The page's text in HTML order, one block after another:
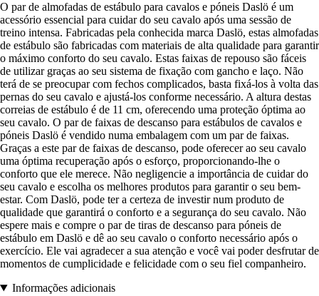
O par de almofadas de estábulo para cavalos e póneis Daslö é um
acessório essencial para cuidar do seu cavalo após uma sessão de
treino intensa. Fabricadas pela conhecida marca Daslö, estas almofadas
de estábulo são fabricadas com materiais de alta qualidade para garantir
o máximo conforto do seu cavalo. Estas faixas de repouso são fáceis
de utilizar graças ao seu sistema de fixação com gancho e laço. Não
terá de se preocupar com fechos complicados, basta fixá-los à volta das
pernas do seu cavalo e ajustá-los conforme necessário. A altura destas
correias de estábulo é de 11 cm, oferecendo uma proteção óptima ao
seu cavalo. O par de faixas de descanso para estábulos de cavalos e
póneis Daslö é vendido numa embalagem com um par de faixas.
Graças a este par de faixas de descanso, pode oferecer ao seu cavalo
uma óptima recuperação após o esforço, proporcionando-lhe o
conforto que ele merece. Não negligencie a importância de cuidar do
seu cavalo e escolha os melhores produtos para garantir o seu bem-
estar. Com Daslö, pode ter a certeza de investir num produto de
qualidade que garantirá o conforto e a segurança do seu cavalo. Não
espere mais e compre o par de tiras de descanso para póneis de
estábulo em Daslö e dê ao seu cavalo o conforto necessário após o
exercício. Ele vai agradecer a sua atenção e você vai poder desfrutar de
momentos de cumplicidade e felicidade com o seu fiel companheiro.
Informações adicionais